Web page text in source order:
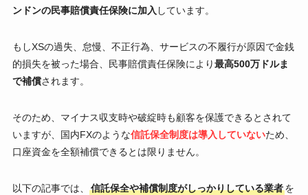
ンドンの民事賠償責任保険に加入 しています。
もしXSの過失、怠慢、不正行為、サービスの不履行が原因で金銭
的損失を被った場合、民事賠償責任保険により最高500万ドルま
で補償されます。
そのため、マイナス収支時や破綻時も顧客を保護できるとされて
いますが、国内FXのような信託保全制度は導入していないため、
口座資金を全額補償できるとは限りません。
以下の記事では、 信託保全や補償制度がしっかりしている業者を